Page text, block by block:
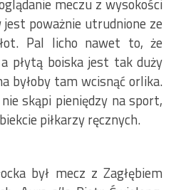
meczu z wysokości
poważnie utrudnione ze
Pal licho nawet to, że
płytą boiska jest tak duży
byłoby tam wcisnąć orlika.
skąpi pieniędzy na sport,
piłkarzy ręcznych.
był mecz z Zagłębiem